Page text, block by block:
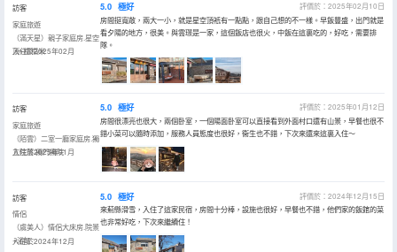
訪客
家庭旅遊
（滿天星）親子家庭房.星空
頂+榻榻米
入住於2025年02月
5.0 極好
評價於：2025年02月10日
房間挺寬敞，兩大一小，就是星空頂衹有一點點，跟自己想的不一樣。早飯豐盛，出門就是
看夕陽的地方，很美。與雲璟是一家，這個飯店也很火，中飯在這裏吃的，好吃，需要排
隊。
訪客
家庭旅遊
（陌雲）二室一廳家庭房.獨
立院落.獨門獨院
入住於2025年01月
5.0 極好
評價於：2025年01月12日
房間很漂亮也很大，兩個卧室，一個陽面卧室可以直接看到外面村口還有山景，早餐也很不
錯小菜可以隨時添加，服務人員態度也很好，衞生也不錯，下次來還來這裏入住～
訪客
情侶
（虞美人）情侶大床房.院景
+浴缸
入住於2024年12月
5.0 極好
評價於：2024年12月15日
來薊縣滑雪，入住了這家民宿，房間十分棒，設施也很好，早餐也不錯，他們家的飯館的菜
也非常好吃，下次來繼續住！